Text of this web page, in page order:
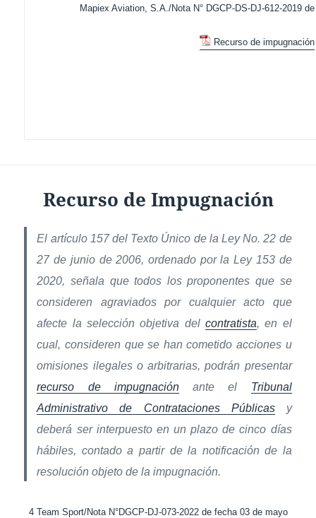
Mapiex Aviation, S.A./Nota N° DGCP-DS-DJ-612-2019
Recurso de impugnación
Recurso de Impugnación
El artículo 157 del Texto Único de la Ley No. 22 de
27 de junio de 2006, ordenado por la Ley 153 de
2020, señala que todos los proponentes que se
consideren agraviados por cualquier acto que
afecte la selección objetiva del contratista, en el
cual, consideren que se han cometido acciones u
omisiones ilegales o arbitrarias, podrán presentar
recurso de impugnaciónante el Tribunal
Administrativo de Contrataciones Públicasy
deberá ser interpuesto en un plazo de cinco días
hábiles, contado a partir de la notificación de la
resolución objeto de la impugnación.
4 Team Sport/Nota N°DGCP-DJ-073-2022 de fecha 03 de mayo